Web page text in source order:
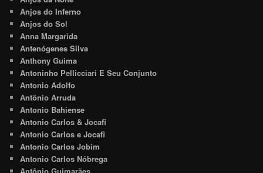
Anjos do Inferno
Anjos do Sol
Anna Margarida
Antenógenes Silva
Anthony Guima
Antoninho Pellicciari E Seu Conjunto
Antonio Adolfo
Antônio Arruda
Antonio Bahiense
Antonio Carlos & Jocafi
Antonio Carlos e Jocafi
Antonio Carlos Jobim
Antonio Carlos Nóbrega